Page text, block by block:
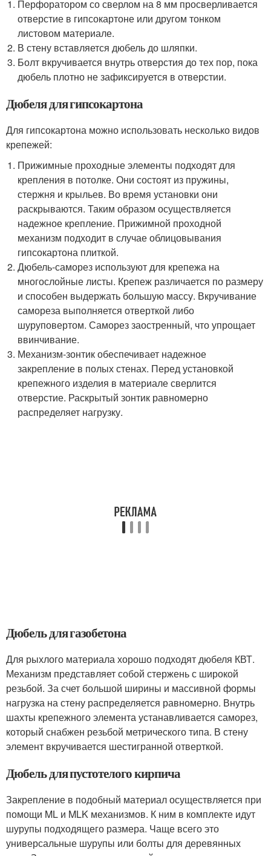
Перфоратором со сверлом на 8 мм просверливается
отверстие в гипсокартоне или другом тонком
листовом материале.
В стену вставляется дюбель до шляпки.
Болт вкручивается внутрь отверстия до тех пор, пока
дюбель плотно не зафиксируется в отверстии.
Дюбеля для гипсокартона
Для гипсокартона можно использовать несколько видов
крепежей:
Прижимные проходные элементы подходят для
крепления в потолке. Они состоят из пружины,
стержня и крыльев. Во время установки они
раскрываются. Таким образом осуществляется
надежное крепление. Прижимной проходной
механизм подходит в случае облицовывания
гипсокартона плиткой.
Дюбель-саморез используют для крепежа на
многослойные листы. Крепеж различается по размеру
и способен выдержать большую массу. Вкручивание
самореза выполняется отверткой либо
шуруповертом. Саморез заостренный, что упрощает
ввинчивание.
Механизм-зонтик обеспечивает надежное
закрепление в полых стенах. Перед установкой
крепежного изделия в материале сверлится
отверстие. Раскрытый зонтик равномерно
распределяет нагрузку.
Дюбель для газобетона
Для рыхлого материала хорошо подходят дюбеля КВТ.
Механизм представляет собой стержень с широкой
резьбой. За счет большой ширины и массивной формы
нагрузка на стену распределяется равномерно. Внутрь
шахты крепежного элемента устанавливается саморез,
который снабжен резьбой метрического типа. В стену
элемент вкручивается шестигранной отверткой.
Дюбель для пустотелого кирпича
Закрепление в подобный материал осуществляется при
помощи ML и MLK механизмов. К ним в комплекте идут
шурупы подходящего размера. Чаще всего это
универсальные шурупы или болты для деревянных